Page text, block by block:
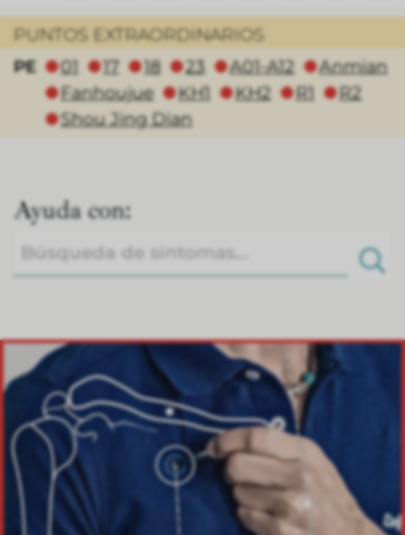
PUNTOS EXTRAORDINARIOS
PE
⬤01 ⬤17 ⬤18 ⬤23 ⬤A01-A12 ⬤Anmian
⬤Fanhoujue ⬤KH1 ⬤KH2 ⬤R1 ⬤R2
⬤Shou Jing Dian
Ayuda con: